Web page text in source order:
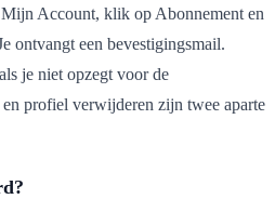
Account, klik op Abonnement en
ontvangt een bevestigingsmail.
je niet opzegt voor de
profiel verwijderen zijn twee aparte